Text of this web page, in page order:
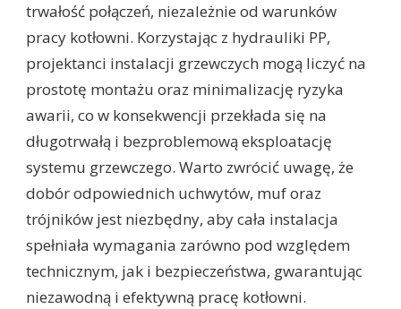
trwałość połączeń, niezależnie od warunków
pracy kotłowni. Korzystając z hydrauliki PP,
projektanci instalacji grzewczych mogą liczyć na
prostotę montażu oraz minimalizację ryzyka
awarii, co w konsekwencji przekłada się na
długotrwałą i bezproblemową eksploatację
systemu grzewczego. Warto zwrócić uwagę, że
dobór odpowiednich uchwytów, muf oraz
trójników jest niezbędny, aby cała instalacja
spełniała wymagania zarówno pod względem
technicznym, jak i bezpieczeństwa, gwarantując
niezawodną i efektywną pracę kotłowni.